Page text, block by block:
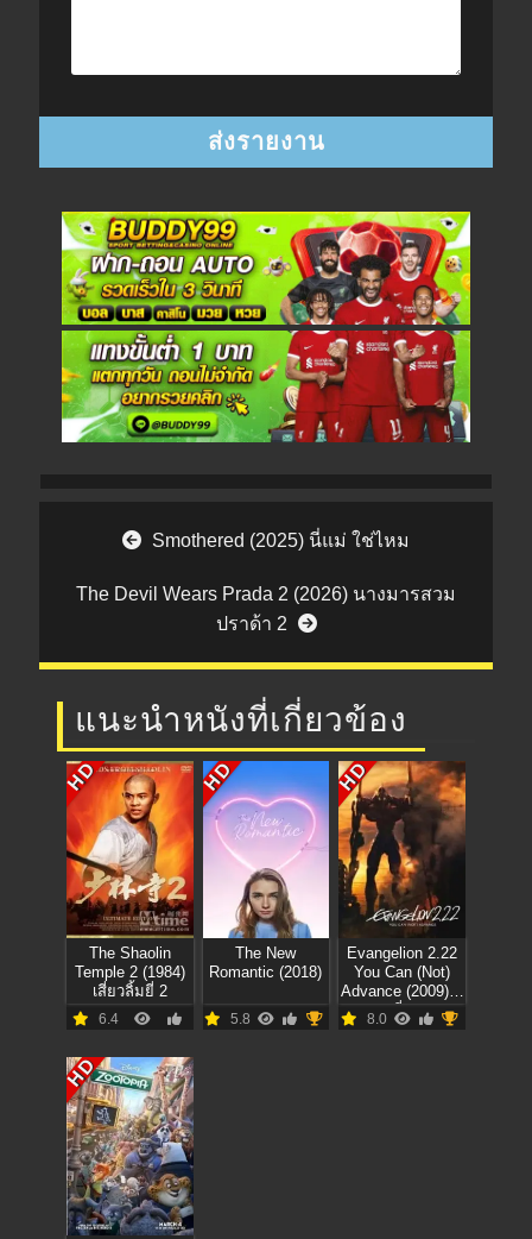
Post navigation
Smothered (2025) นี่แม่ ใช่ไหม
The Devil Wears Prada 2 (2026) นางมารสวม
ปราด้า 2
แนะนำหนังที่เกี่ยวข้อง
HD
The Shaolin
Temple 2 (1984)
เสี่ยวลิ้มยี่ 2
6.4
HD
The New
Romantic (2018)
5.8
HD
Evangelion 2.22
You Can (Not)
Advance (2009) อี
วานเกเลี่ยน 2.22
8.0
HD